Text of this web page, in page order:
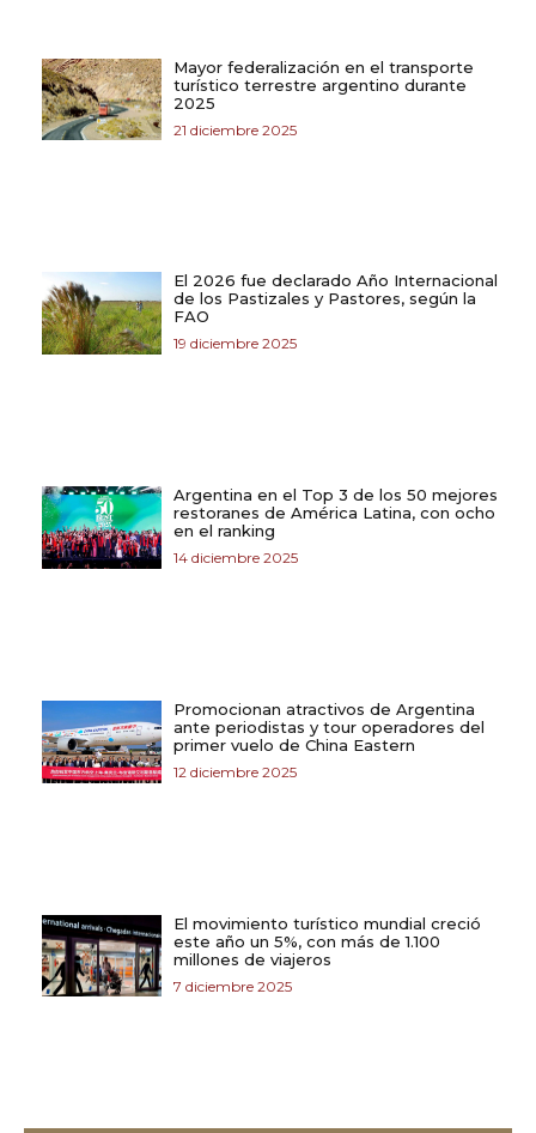
Mayor federalización en el transporte
turístico terrestre argentino durante
2025
21 diciembre 2025
El 2026 fue declarado Año Internacional
de los Pastizales y Pastores, según la
FAO
19 diciembre 2025
Argentina en el Top 3 de los 50 mejores
restoranes de América Latina, con ocho
en el ranking
14 diciembre 2025
Promocionan atractivos de Argentina
ante periodistas y tour operadores del
primer vuelo de China Eastern
12 diciembre 2025
El movimiento turístico mundial creció
este año un 5%, con más de 1.100
millones de viajeros
7 diciembre 2025